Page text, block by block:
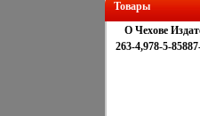
Товары
О Чехове
263-4,978-5-